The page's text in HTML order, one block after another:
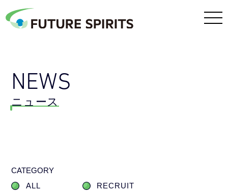
NEWS
ニュース
CATEGORY
ALL
RECRUIT